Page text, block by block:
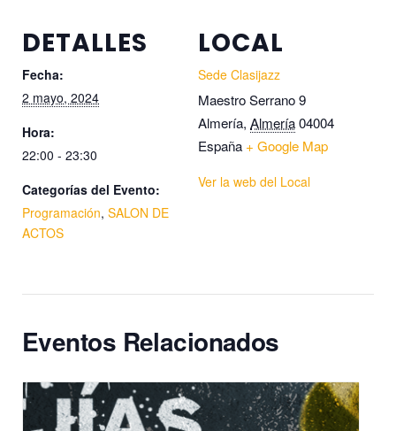
DETALLES
Fecha:
2 mayo, 2024
Hora:
22:00 - 23:30
Categorías del Evento:
Programación, SALON DE
ACTOS
LOCAL
Sede Clasijazz
Maestro Serrano 9
Almería, Almería04004
España + Google Map
Ver la web del Local
Eventos Relacionados